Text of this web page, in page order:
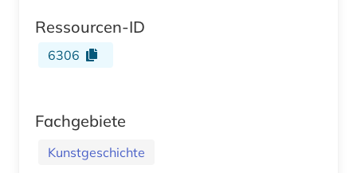
Ressourcen-ID
6306
Fachgebiete
Kunstgeschichte